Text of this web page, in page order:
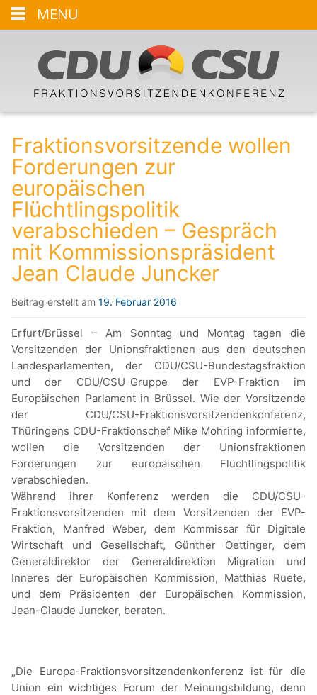
Fraktionsvorsitzende wollen
Forderungen zur
europäischen
Flüchtlingspolitik
verabschieden – Gespräch
mit Kommissionspräsident
Jean Claude Juncker
Beitrag erstellt am 19. Februar 2016
Erfurt/Brüssel – Am Sonntag und Montag tagen die
Vorsitzenden der Unionsfraktionen aus den deutschen
Landesparlamenten, der CDU/CSU-Bundestagsfraktion
und der CDU/CSU-Gruppe der EVP-Fraktion im
Europäischen Parlament in Brüssel. Wie der Vorsitzende
der CDU/CSU-Fraktionsvorsitzendenkonferenz,
Thüringens CDU-Fraktionschef Mike Mohring informierte,
wollen die Vorsitzenden der Unionsfraktionen
Forderungen zur europäischen Flüchtlingspolitik
verabschieden.
Während ihrer Konferenz werden die CDU/CSU-
Fraktionsvorsitzenden mit dem Vorsitzenden der EVP-
Fraktion, Manfred Weber, dem Kommissar für Digitale
Wirtschaft und Gesellschaft, Günther Oettinger, dem
Generaldirektor der Generaldirektion Migration und
Inneres der Europäischen Kommission, Matthias Ruete,
und dem Präsidenten der Europäischen Kommission,
Jean-Claude Juncker, beraten.
„Die Europa-Fraktionsvorsitzendenkonferenz ist für die
Union ein wichtiges Forum der Meinungsbildung, denn
MENU